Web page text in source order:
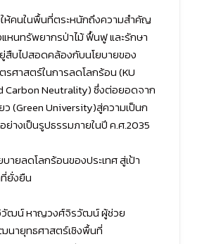
ห้คนในพื้นที่ตระหนักถึงความสำคัญ
แหนทรัพยากรป่าไม้ ฟื้นฟู และรักษา
สืบไปสอดคล้องกับนโยบายของ
รศาสตร์ในการลดโลกร้อน (KU
Carbon Neutrality) ซึ่งต่อยอดจาก
ว (Green University)สู่ความเป็นก
างเป็นรูปธรรมภายในปี ค.ศ.2035
ายลดโลกร้อนของประเทศ สู่เป้า
ยั่งยืน
วัฒน์ หาญวงศ์จิรวัฒน์ ผู้ช่วย
ายุทธศาสตร์เชิงพื้นที่